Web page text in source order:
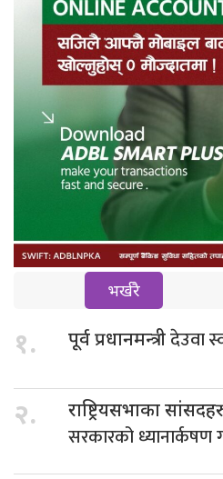
भर्खरै
१. पूर्व प्रधानमन्त्रीदेउवा
२. राष्ट्रियसभाका
सरकारको ध्यानार्कषण